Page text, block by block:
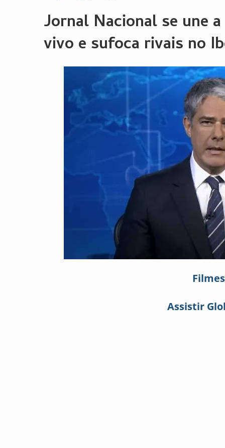
Jornal Nacional se une
vivo e sufoca rivais no
Assistir